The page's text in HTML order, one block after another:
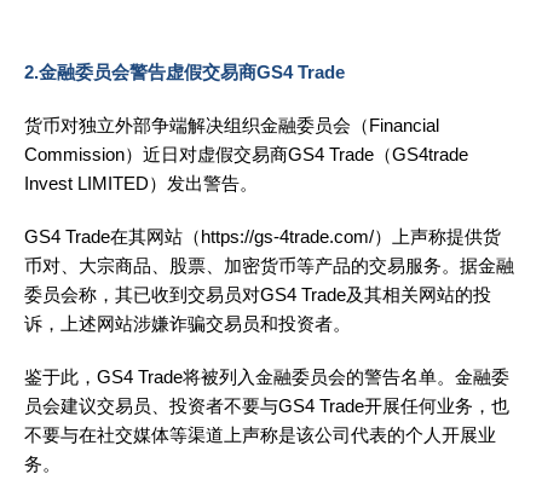
2.金融委员会警告虚假交易商GS4 Trade
货币对独立外部争端解决组织金融委员会（Financial
Commission）近日对虚假交易商GS4 Trade（GS4trade
Invest LIMITED）发出警告。
GS4 Trade在其网站（https://gs-4trade.com/）上声称提供货
币对、大宗商品、股票、加密货币等产品的交易服务。据金融
委员会称，其已收到交易员对GS4 Trade及其相关网站的投
诉，上述网站涉嫌诈骗交易员和投资者。
鉴于此，GS4 Trade将被列入金融委员会的警告名单。金融委
员会建议交易员、投资者不要与GS4 Trade开展任何业务，也
不要与在社交媒体等渠道上声称是该公司代表的个人开展业
务。